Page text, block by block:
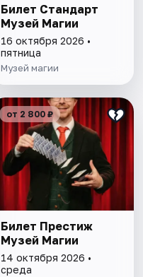
Билет Стандарт
Музей Магии
16 октября 2026 •
пятница
Музей магии
от 2 800 ₽
Билет Престиж
Музей Магии
14 октября 2026 •
среда